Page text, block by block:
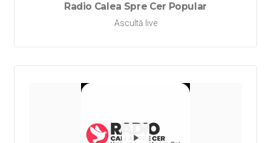
Radio Calea Spre Cer Popular
Ascultă live